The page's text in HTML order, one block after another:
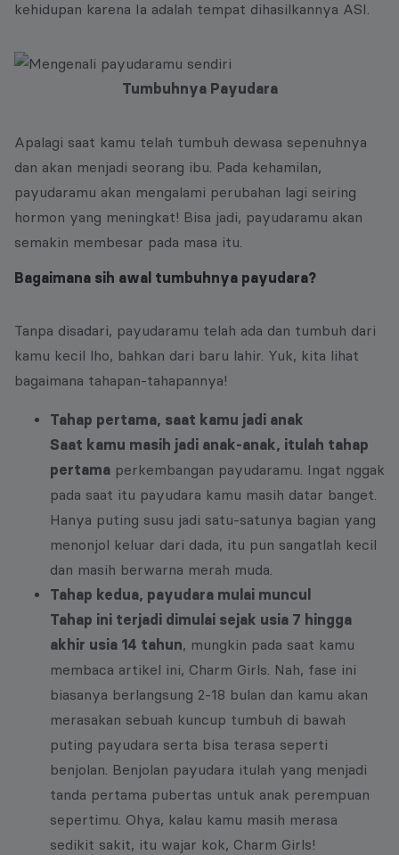
kehidupan karena Ia adalah tempat dihasilkannya ASI.
Tumbuhnya Payudara
Apalagi saat kamu telah tumbuh dewasa sepenuhnya
dan akan menjadi seorang ibu. Pada kehamilan,
payudaramu akan mengalami perubahan lagi seiring
hormon yang meningkat! Bisa jadi, payudaramu akan
semakin membesar pada masa itu.
Bagaimana sih awal tumbuhnya payudara?
Tanpa disadari, payudaramu telah ada dan tumbuh dari
kamu kecil lho, bahkan dari baru lahir. Yuk, kita lihat
bagaimana tahapan-tahapannya!
Tahap pertama, saat kamu jadi anak
Saat kamu masih jadi anak-anak, itulah tahap
pertama perkembangan payudaramu. Ingat nggak
pada saat itu payudara kamu masih datar banget.
Hanya puting susu jadi satu-satunya bagian yang
menonjol keluar dari dada, itu pun sangatlah kecil
dan masih berwarna merah muda.
Tahap kedua, payudara mulai muncul
Tahap ini terjadi dimulai sejak usia 7 hingga
akhir usia 14 tahun, mungkin pada saat kamu
membaca artikel ini, Charm Girls. Nah, fase ini
biasanya berlangsung 2-18 bulan dan kamu akan
merasakan sebuah kuncup tumbuh di bawah
puting payudara serta bisa terasa seperti
benjolan. Benjolan payudara itulah yang menjadi
tanda pertama pubertas untuk anak perempuan
sepertimu. Ohya, kalau kamu masih merasa
sedikit sakit, itu wajar kok, Charm Girls!